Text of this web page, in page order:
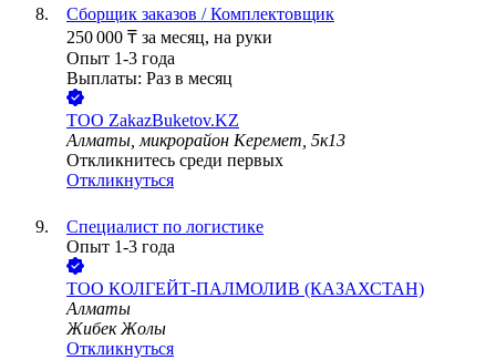
Сборщик заказов / Комплектовщик
250 000 ₸ за месяц, на руки
Опыт 1-3 года
Выплаты: Раз в месяц
ТОО ZakazBuketov.KZ
Алматы, микрорайон Керемет, 5к13
Откликнитесь среди первых
Откликнуться
Специалист по логистике
Опыт 1-3 года
ТОО КОЛГЕЙТ-ПАЛМОЛИВ (КАЗАХСТАН)
Алматы
Жибек Жолы
Откликнуться